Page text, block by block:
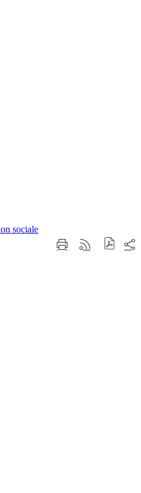
sociale
ImprimerGénérer
sur